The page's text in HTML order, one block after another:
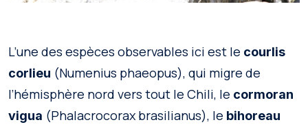
L’une des espèces observables ici est le courlis
corlieu (Numenius phaeopus), qui migre de
l’hémisphère nord vers tout le Chili, le cormoran
vigua (Phalacrocorax brasilianus), le bihoreau